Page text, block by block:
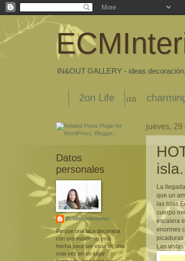
IN&OUT GALLERY - ideas
2on Life (12)
jueves, 29
La
que un
las Islas
cuerpo
escalera
enormes
picaduras
Las
Datos
personales
EcMInteriorismo
Porque una laca decorada
con oro molido no está
hecha para ser vista de una
sola vez en un lugar